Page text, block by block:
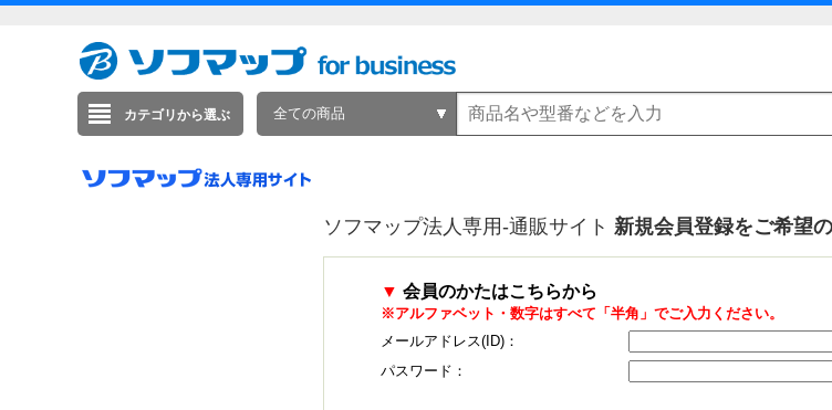
カテゴリから選ぶ 全ての商品
ソフマップ法人専用-通販サイト 新規会員登録をご希望
▼ 会員のかたはこちらから
※アルファベット・数字はすべて「半角」でご入力ください。
メールアドレス(ID)：
パスワード：